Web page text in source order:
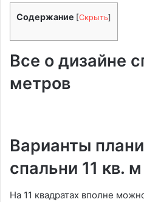
Содержание [Скрыть]
Все о дизайне
метров
Варианты
спальни 11 кв. м
На 11 квадратах вполне